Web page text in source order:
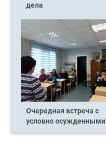
дела
Очередная встреча с
условно осужденными